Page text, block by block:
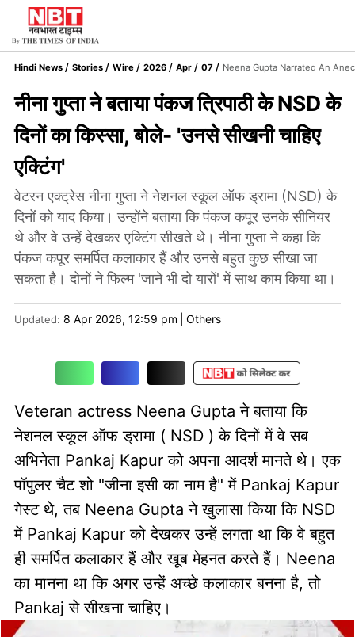
Hindi News Stories Wire 2026 Apr 07 Neena Gupta Narrated An
नीना गुप्ता ने बताया पंकज त्रिपाठी के NSD के
दिनों का किस्सा, बोले- 'उनसे सीखनी चाहिए
एक्टिंग'
वेटरन एक्ट्रेस नीना गुप्ता ने नेशनल स्कूल ऑफ ड्रामा (NSD) के
दिनों को याद किया। उन्होंने बताया कि पंकज कपूर उनके सीनियर
थे और वे उन्हें देखकर एक्टिंग सीखते थे। नीना गुप्ता ने कहा कि
पंकज कपूर समर्पित कलाकार हैं और उनसे बहुत कुछ सीखा जा
सकता है। दोनों ने फिल्म 'जाने भी दो यारों' में साथ काम किया था।
Updated: 8 Apr 2026, 12:59 pm Others
Veteran actress Neena Gupta ने बताया कि
नेशनल स्कूल ऑफ ड्रामा ( NSD ) के दिनों में वे सब
अभिनेता Pankaj Kapur को अपना आदर्श मानते थे। एक
पॉपुलर चैट शो "जीना इसी का नाम है" में Pankaj Kapur
गेस्ट थे, तब Neena Gupta ने खुलासा किया कि NSD
में Pankaj Kapur को देखकर उन्हें लगता था कि वे बहुत
ही समर्पित कलाकार हैं और खूब मेहनत करते हैं। Neena
का मानना था कि अगर उन्हें अच्छे कलाकार बनना है, तो
Pankaj से सीखना चाहिए।